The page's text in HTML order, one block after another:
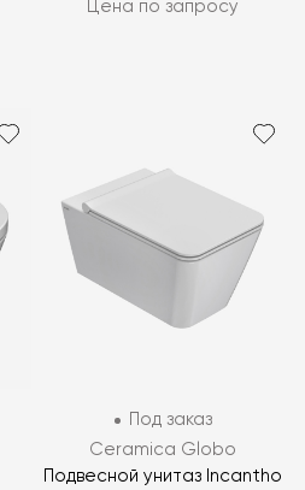
Цена по запросу
Под заказ
Ceramica Globo
Подвесной унитаз Incantho